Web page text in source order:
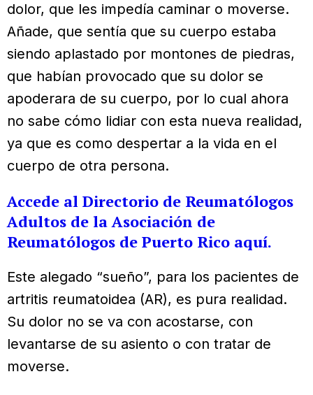
dolor, que les impedía caminar o moverse.
Añade, que sentía que su cuerpo estaba
siendo aplastado por montones de piedras,
que habían provocado que su dolor se
apoderara de su cuerpo, por lo cual ahora
no sabe cómo lidiar con esta nueva realidad,
ya que es como despertar a la vida en el
cuerpo de otra persona.
Accede al Directorio de Reumatólogos
Adultos de la Asociación de
Reumatólogos de Puerto Rico aquí.
Este alegado “sueño”, para los pacientes de
artritis reumatoidea (AR), es pura realidad.
Su dolor no se va con acostarse, con
levantarse de su asiento o con tratar de
moverse.